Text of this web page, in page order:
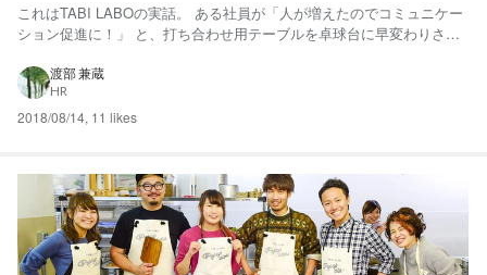
これはTABI LABOの実話。 ある社員が「人が増えたのでコミュニケー
ション促進に！」 と、打ち合わせ用テーブルを卓球台に早変わりさせ
チブームに。昼休みや就業後はトーナメント戦が展開され、マイラケ
ットを持参するツワモノも現れる始末。 さすがに本気でや...
渡部 兼蔵
HR
2018/08/14, 11 likes